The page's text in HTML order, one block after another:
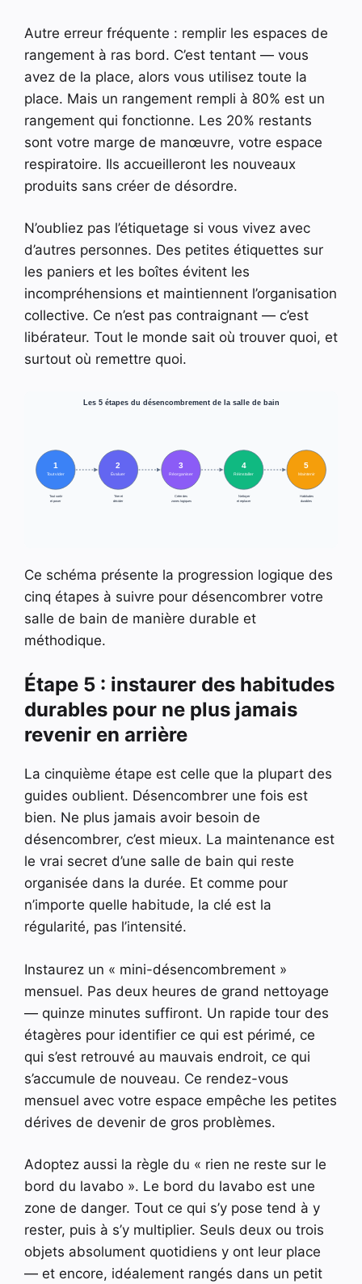
Autre erreur fréquente : remplir les espaces de
rangement à ras bord. C’est tentant — vous
avez de la place, alors vous utilisez toute la
place. Mais un rangement rempli à 80% est un
rangement qui fonctionne. Les 20% restants
sont votre marge de manœuvre, votre espace
respiratoire. Ils accueilleront les nouveaux
produits sans créer de désordre.
N’oubliez pas l’étiquetage si vous vivez avec
d’autres personnes. Des petites étiquettes sur
les paniers et les boîtes évitent les
incompréhensions et maintiennent l’organisation
collective. Ce n’est pas contraignant — c’est
libérateur. Tout le monde sait où trouver quoi, et
surtout où remettre quoi.
Les 5 étapes du désencombrement de la salle de bain
1
Tout vider
2
Évaluer
3
Réorganiser
4
Réinstaller
5
Maintenir
Tout sortir
et poser
Trier et
décider
Créer des
zones logiques
Nettoyer
et replacer
Habitudes
durables
Ce schéma présente la progression logique des
cinq étapes à suivre pour désencombrer votre
salle de bain de manière durable et
méthodique.
Étape 5 : instaurer des habitudes
durables pour ne plus jamais
revenir en arrière
La cinquième étape est celle que la plupart des
guides oublient. Désencombrer une fois est
bien. Ne plus jamais avoir besoin de
désencombrer, c’est mieux. La maintenance est
le vrai secret d’une salle de bain qui reste
organisée dans la durée. Et comme pour
n’importe quelle habitude, la clé est la
régularité, pas l’intensité.
Instaurez un « mini-désencombrement »
mensuel. Pas deux heures de grand nettoyage
— quinze minutes suffiront. Un rapide tour des
étagères pour identifier ce qui est périmé, ce
qui s’est retrouvé au mauvais endroit, ce qui
s’accumule de nouveau. Ce rendez-vous
mensuel avec votre espace empêche les petites
dérives de devenir de gros problèmes.
Adoptez aussi la règle du « rien ne reste sur le
bord du lavabo ». Le bord du lavabo est une
zone de danger. Tout ce qui s’y pose tend à y
rester, puis à s’y multiplier. Seuls deux ou trois
objets absolument quotidiens y ont leur place
— et encore, idéalement rangés dans un petit